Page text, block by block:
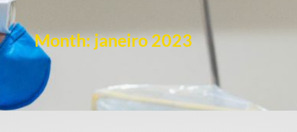
Month: janeiro 2023